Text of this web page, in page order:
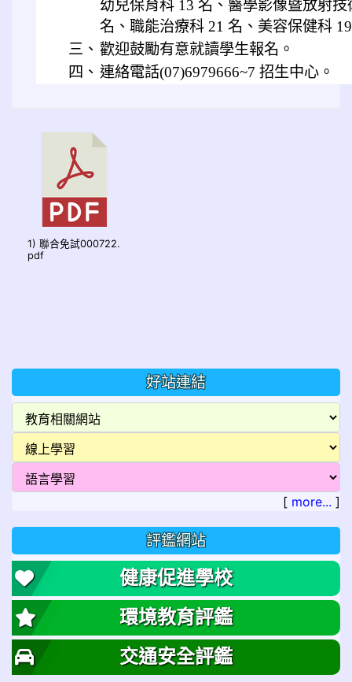
幼兒保育科 13 名、醫學影像暨放射
名、職能治療科 21 名、美容保健科
三、 歡迎鼓勵有意就讀學生報名。
四、 連絡電話(07)6979666~7 招生中心。
1) 聯合免試000722.
pdf
好站連結
[ more... ]
評鑑網站
健康促進學校
環境教育評鑑
交通安全評鑑